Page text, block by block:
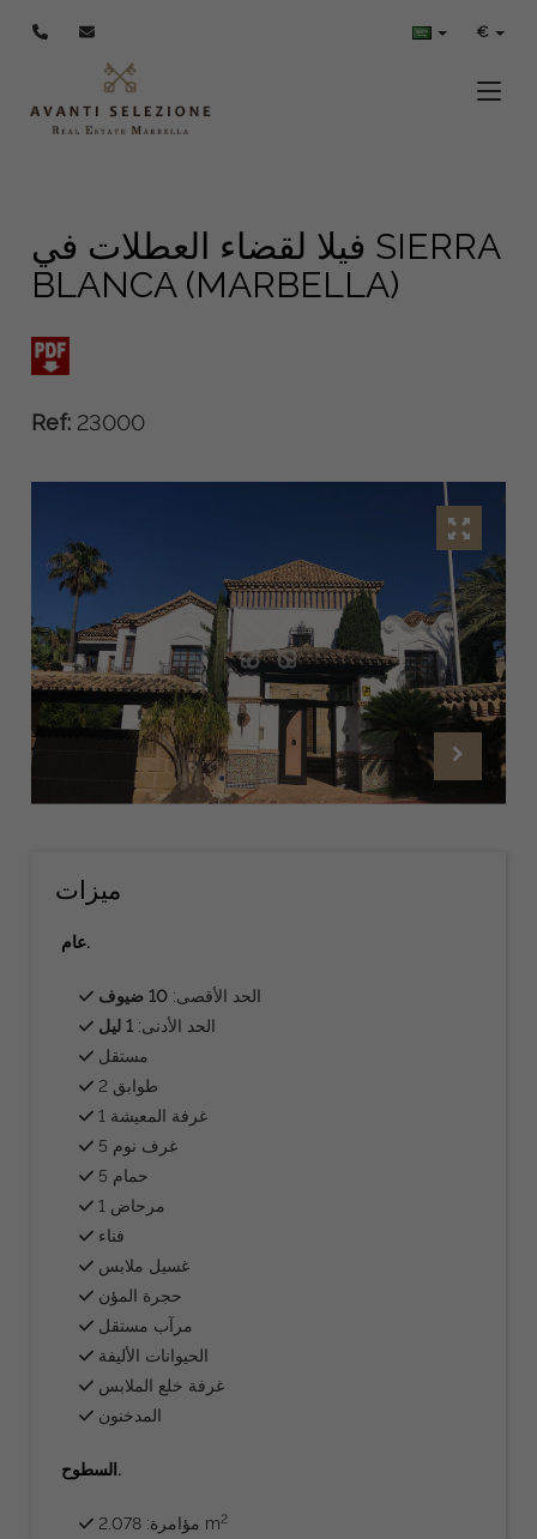
€
فيلا لقضاء العطلات في SIERRA
BLANCA (MARBELLA)
Ref: 23000
ميزات
عام.
الحد الأقصى: 10 ضيوف
الحد الأدنى: 1 ليل
مستقل
طوابق 2
غرفة المعيشة 1
غرف نوم 5
حمام 5
مرحاض 1
فناء
غسيل ملابس
حجرة المؤن
مرآب مستقل
الحيوانات الأليفة
غرفة خلع الملابس
المدخنون
السطوح.
مؤامرة: 2.078 m2